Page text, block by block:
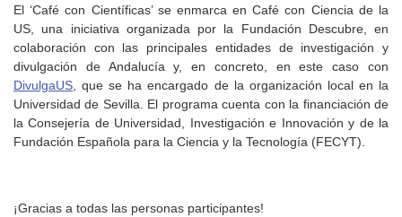
El ‘Café con Científicas’ se enmarca en Café con Ciencia de la
US, una iniciativa organizada por la Fundación Descubre, en
colaboración con las principales entidades de investigación y
divulgación de Andalucía y, en concreto, en este caso con
DivulgaUS, que se ha encargado de la organización local en la
Universidad de Sevilla. El programa cuenta con la financiación de
la Consejería de Universidad, Investigación e Innovación y de la
Fundación Española para la Ciencia y la Tecnología (FECYT).
¡Gracias a todas las personas participantes!